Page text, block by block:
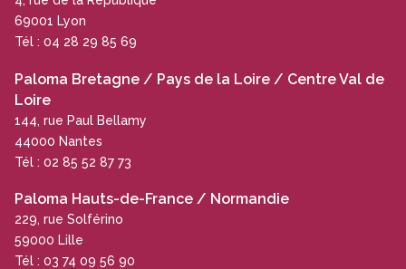
69001 Lyon
Tél : 04 28 29 85 69
Paloma Bretagne / Pays de la Loire / Centre Val de
Loire
144, rue Paul Bellamy
44000 Nantes
Tél : 02 85 52 87 73
Paloma Hauts-de-France / Normandie
229, rue Solférino
59000 Lille
Tél : 03 74 09 56 90